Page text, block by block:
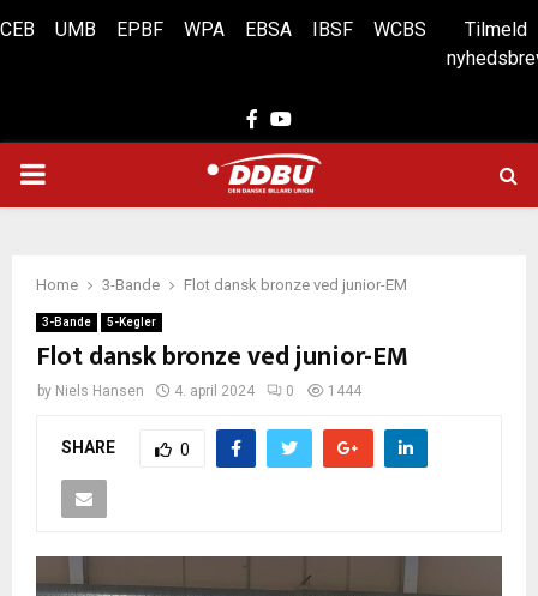
CEB UMB EPBF WPA EBSA IBSF WCBS
Tilmeld
Facebook
Youtube
PRIMARY
Home 3-Bande Flot dansk bronze ved junior-EM
3-Bande 5-Kegler
Flot dansk bronze ved junior-EM
by Niels Hansen 4. april 2024 0 1444
SHARE 0